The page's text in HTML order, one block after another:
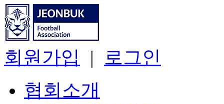
회원가입 | 로그인
협회소개